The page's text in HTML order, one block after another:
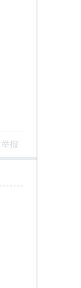
举报